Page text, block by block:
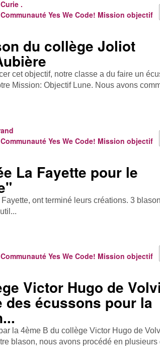
.
Communauté Yes We Code! Mission objectif
du collège Joliot
cet objectif, notre classe a du faire un
Mission: Objectif Lune. Nous avons
Communauté Yes We Code! Mission objectif
La Fayette pour le
ont terminé leurs créations. 3
Communauté Yes We Code! Mission objectif
Victor Hugo de
des écussons pour la
la 4ème B du collège Victor Hugo de
blason, nous avons procédé en plusieurs